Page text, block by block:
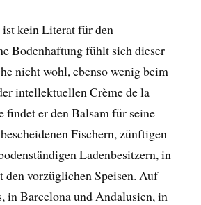
kein Literat für den
Bodenhaftung fühlt sich dieser
nicht wohl, ebenso wenig beim
intellektuellen Crème de la
findet er den Balsam für seine
Fischern, zünftigen
Ladenbesitzern, in
den vorzüglichen Speisen. Auf
in Barcelona und Andalusien, in